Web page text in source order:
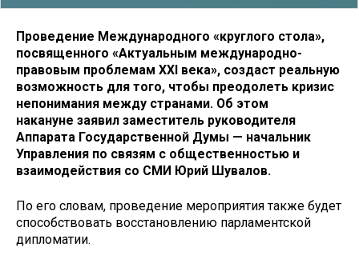
Проведение Международного «круглого стола»,
посвященного «Актуальным международно-
правовым проблемам XXI века», создаст реальную
возможность для того, чтобы преодолеть кризис
непонимания между странами. Об этом
накануне заявил заместитель руководителя
Аппарата Государственной Думы — начальник
Управления по связям с общественностью и
взаимодействия со СМИ Юрий Шувалов.
По его словам, проведение мероприятия также будет
способствовать восстановлению парламентской
дипломатии.